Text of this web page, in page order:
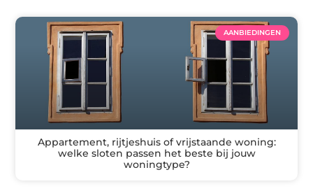
AANBIEDINGEN
Appartement, rijtjeshuis of vrijstaande woning:
welke sloten passen het beste bij jouw
woningtype?